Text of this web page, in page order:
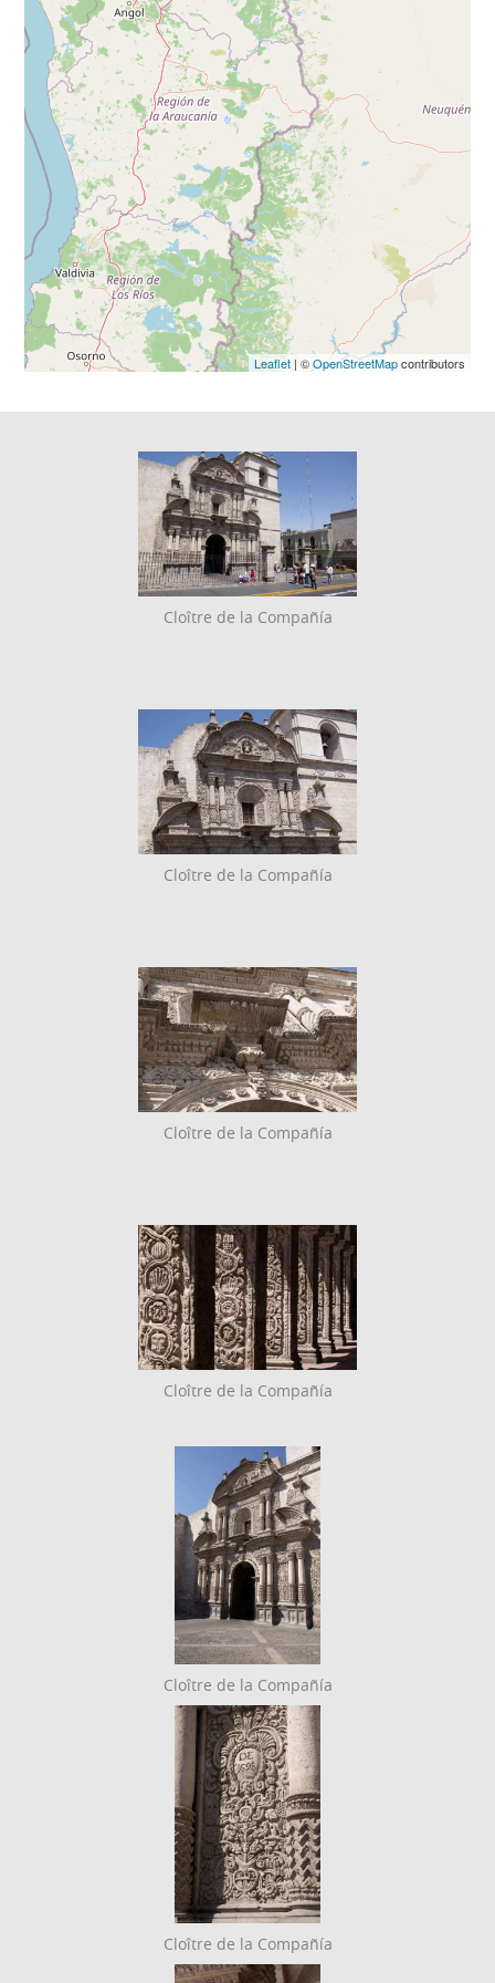
Leaflet| ©OpenStreetMapcontributors
Cloître de la Compañía
Cloître de la Compañía
Cloître de la Compañía
Cloître de la Compañía
Cloître de la Compañía
Cloître de la Compañía